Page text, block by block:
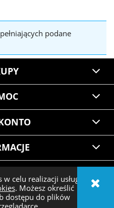
celu realizacji usług i
. Możesz określić
dostępu do plików
podane
STRONY